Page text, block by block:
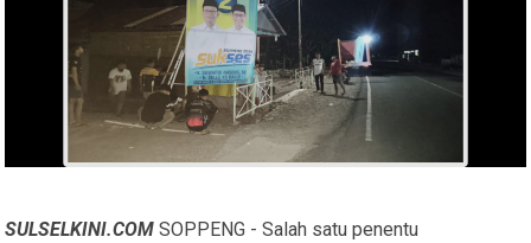
SULSELKINI.COM SOPPENG - Salah satu penentu